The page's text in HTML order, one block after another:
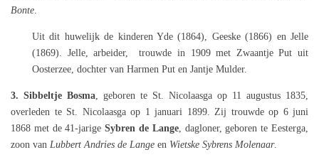
Bonte.
Uit dit huwelijk de kinderen Yde (1864), Geeske (1866) en Jelle
(1869). Jelle, arbeider, trouwde in 1909 met Zwaantje Put uit
Oosterzee, dochter van Harmen Put en Jantje Mulder.
3. Sibbeltje Bosma, geboren te St. Nicolaasga op 11 augustus 1835,
overleden te St. Nicolaasga op 1 januari 1899. Zij trouwde op 6 juni
1868 met de 41-jarigeSybren de Lange, dagloner, geboren te Eesterga,
zoon van Lubbert Andries de Lange en Wietske Sybrens Molenaar.